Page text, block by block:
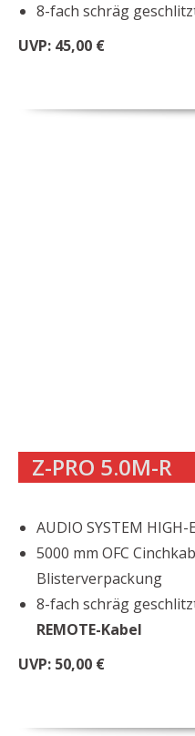
8-fach schräg
UVP: 45,00 €
Z-PRO 5.0M-R
AUDIO SYSTEM
5000 mm OFC
Blisterverpackung
8-fach schräg
REMOTE-Kabel
UVP: 50,00 €